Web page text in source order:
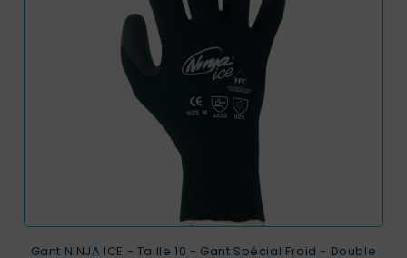
Gant NINJA ICE - Taille 10 - Gant Spécial Froid - Double